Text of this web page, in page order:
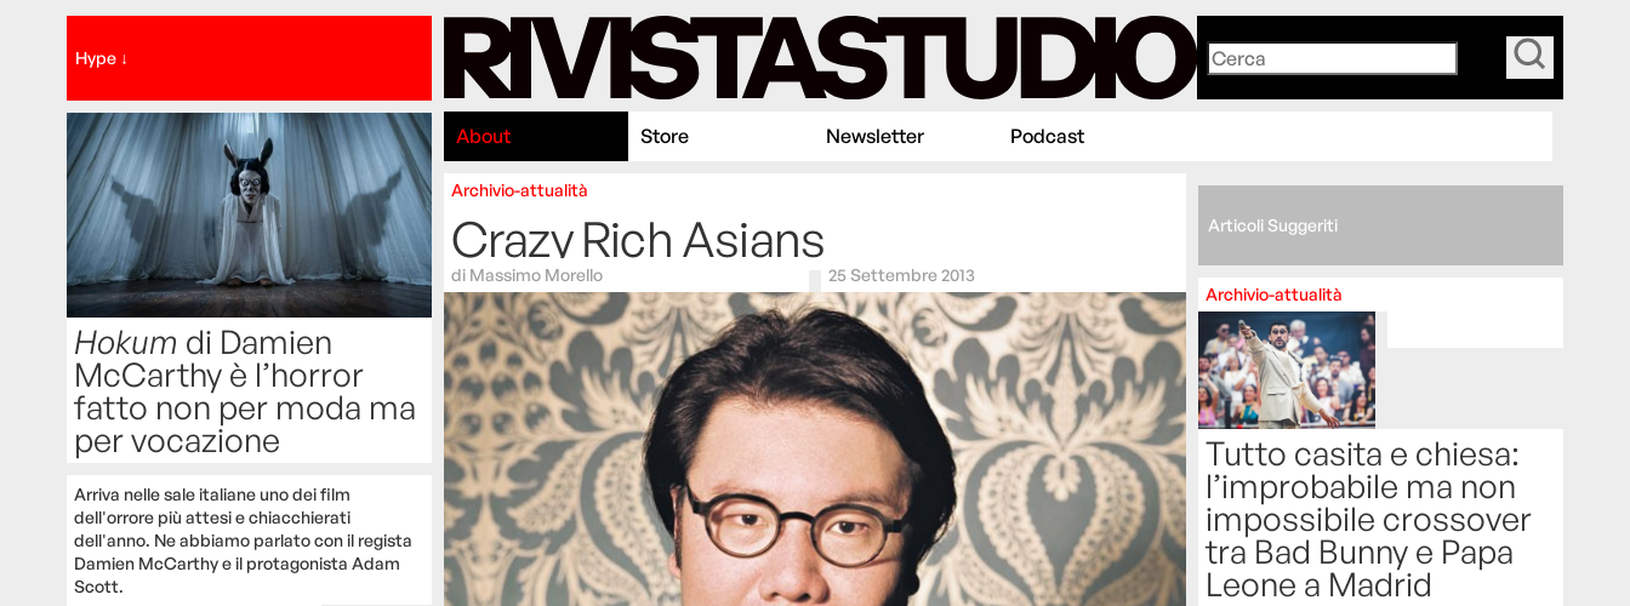
Hype ↓
Hokum di Damien
McCarthy è l’horror
fatto non per moda ma
per vocazione
Arriva nelle sale italiane uno dei film
dell'orrore più attesi e chiacchierati
dell'anno. Ne abbiamo parlato con il regista
Damien McCarthy e il protagonista Adam
Scott.
About Store Newsletter Podcast
Archivio-attualità
Crazy Rich Asians
di Massimo Morello 25 Settembre 2013
Articoli Suggeriti
Archivio-attualità
Tutto casita e chiesa:
l’improbabile ma non
impossibile crossover
tra Bad Bunny e Papa
Leone a Madrid